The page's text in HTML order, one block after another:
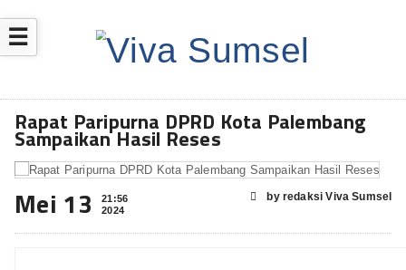
☰
Rapat Paripurna DPRD Kota Palembang
Sampaikan Hasil Reses
Mei 13
21:56
2024
by redaksi Viva Sumsel